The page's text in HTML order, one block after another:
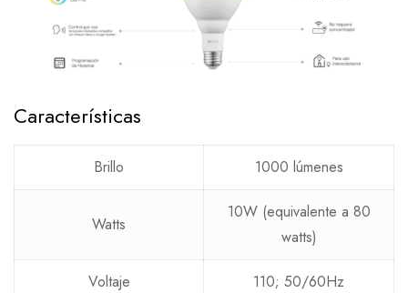
Características
Brillo 1000 lúmenes
Watts
10W (equivalente a 80
watts)
Voltaje 110; 50/60Hz